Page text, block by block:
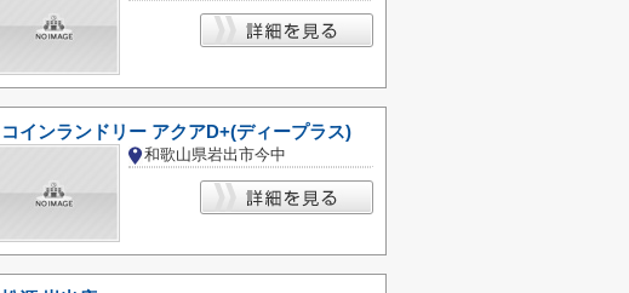
コインランドリー アクアD+(ディープラス)
和歌山県岩出市今中